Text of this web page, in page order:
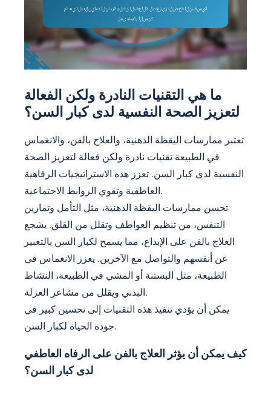
ما هي التقنيات النادرة ولكن الفعالة
لتعزيز الصحة النفسية لدى كبار السن؟
تعتبر ممارسات اليقظة الذهنية، والعلاج بالفن، والانغماس
في الطبيعة تقنيات نادرة ولكن فعالة لتعزيز الصحة
النفسية لدى كبار السن. تعزز هذه الاستراتيجيات الرفاهية
العاطفية وتقوي الروابط الاجتماعية.
تحسن ممارسات اليقظة الذهنية، مثل التأمل وتمارين
التنفس، من تنظيم العواطف وتقلل من القلق. يشجع
العلاج بالفن على الإبداع، مما يسمح لكبار السن بالتعبير
عن أنفسهم والتواصل مع الآخرين. يعزز الانغماس في
الطبيعة، مثل البستنة أو المشي في الطبيعة، النشاط
البدني ويقلل من مشاعر العزلة.
يمكن أن يؤدي تنفيذ هذه التقنيات إلى تحسين كبير في
جودة الحياة لكبار السن.
كيف يمكن أن يؤثر العلاج بالفن على الرفاه العاطفي
لدى كبار السن؟